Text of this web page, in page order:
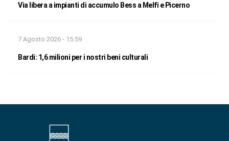
Via libera a impianti di accumulo Bess a Melfi e Picerno
7 Agosto 2026 - 15:59
Bardi: 1,6 milioni per i nostri beni culturali